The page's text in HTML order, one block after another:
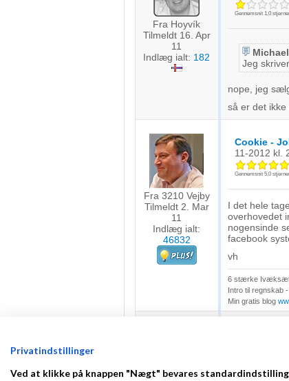
Fra Hoyvík
Tilmeldt 16. Apr
11
Indlæg ialt: 182
Gennemsnit 1,0
Jeg
nope, jeg
så er det
Fra 3210 Vejby
Tilmeldt 2. Mar
11
Indlæg ialt:
46832
Cookie -
11-2012 kl.
Gennemsnit 5,0
I det hele
overhovedet
nogensinde
facebook
vh
6 stærke
Intro til regnskab
Min gratis blog
Privatindstillinger
Ved at klikke på knappen "Nægt" bevares